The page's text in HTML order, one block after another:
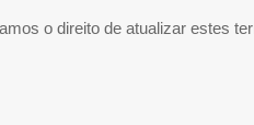
o direito de atualizar estes